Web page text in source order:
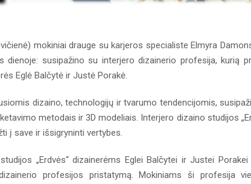
mokiniai drauge su karjeros specialiste Elmyra
dienoje: susipažino su interjero dizainerio profesija, kurią
Eglė Balčytė ir Justė Porakė.
dizaino, technologijų ir tvarumo tendencijomis,
metodais ir 3D modeliais. Interjero dizaino studijos
į save ir išsigryninti vertybes.
„Erdvės“ dizainerėms Eglei Balčytei ir Justei Porakei
profesijos pristatymą. Mokiniams ši profesija